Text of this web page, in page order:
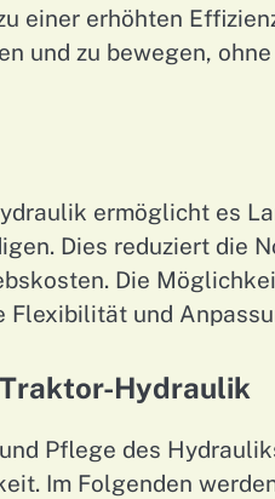
einer erhöhten
und zu bewegen,
ermöglicht es
Dies reduziert die
Die
Flexibilität und
Hydraulik
Pflege des
Im Folgenden